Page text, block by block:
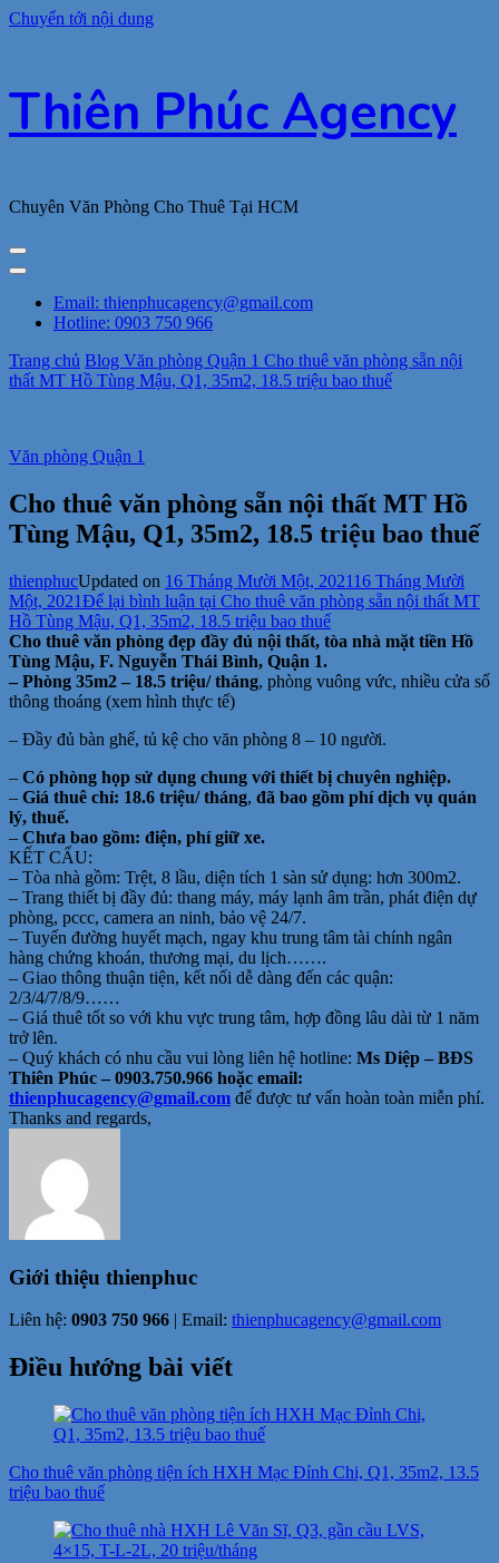
Chuyển tới nội dung
Thiên Phúc Agency
Chuyên Văn Phòng Cho Thuê Tại HCM
Email: thienphucagency@gmail.com
Hotline: 0903 750 966
Trang chủ Blog Văn phòng Quận 1 Cho thuê văn phòng sẵn nội
thất MT Hồ Tùng Mậu, Q1, 35m2, 18.5 triệu bao thuế
Văn phòng Quận 1
Cho thuê văn phòng sẵn nội thất MT Hồ
Tùng Mậu, Q1, 35m2, 18.5 triệu bao thuế
thienphucUpdated on 16 Tháng Mười Một, 202116 Tháng Mười
Một, 2021Để lại bình luận tại Cho thuê văn phòng sẵn nội thất MT
Hồ Tùng Mậu, Q1, 35m2, 18.5 triệu bao thuế
Cho thuê văn phòng đẹp đầy đủ nội thất, tòa nhà mặt tiền Hồ
Tùng Mậu, F. Nguyễn Thái Bình, Quận 1.
– Phòng 35m2 – 18.5 triệu/ tháng, phòng vuông vức, nhiều cửa sổ
thông thoáng (xem hình thực tế)
– Đầy đủ bàn ghế, tủ kệ cho văn phòng 8 – 10 người.
– Có phòng họp sử dụng chung với thiết bị chuyên nghiệp.
– Giá thuê chỉ: 18.6 triệu/ tháng, đã bao gồm phí dịch vụ quản
lý, thuế.
– Chưa bao gồm: điện, phí giữ xe.
KẾT CẤU:
– Tòa nhà gồm: Trệt, 8 lầu, diện tích 1 sàn sử dụng: hơn 300m2.
– Trang thiết bị đầy đủ: thang máy, máy lạnh âm trần, phát điện dự
phòng, pccc, camera an ninh, bảo vệ 24/7.
– Tuyến đường huyết mạch, ngay khu trung tâm tài chính ngân
hàng chứng khoán, thương mại, du lịch…….
– Giao thông thuận tiện, kết nối dễ dàng đến các quận:
2/3/4/7/8/9……
– Giá thuê tốt so với khu vực trung tâm, hợp đồng lâu dài từ 1 năm
trở lên.
– Quý khách có nhu cầu vui lòng liên hệ hotline: Ms Diệp – BĐS
Thiên Phúc – 0903.750.966 hoặc email:
thienphucagency@gmail.com để được tư vấn hoàn toàn miễn phí.
Thanks and regards,
Giới thiệu thienphuc
Liên hệ: 0903 750 966 | Email: thienphucagency@gmail.com
Điều hướng bài viết
Cho thuê văn phòng tiện ích HXH Mạc Đỉnh Chi, Q1, 35m2, 13.5
triệu bao thuế